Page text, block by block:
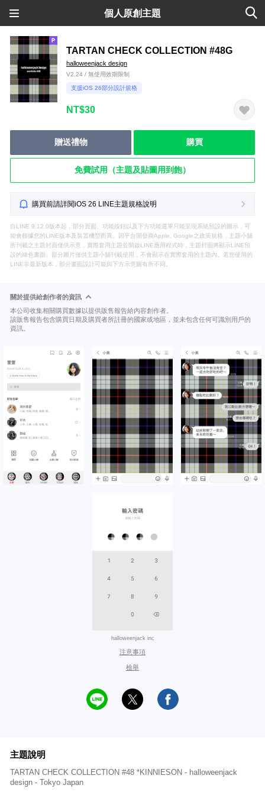
個人原創主題
TARTAN CHECK COLLECTION #48G
halloweenjack design
V2.24 / 無使用效期限制
支援iOS 26部分設計規格
NT$30
贈送禮物 購買
免費試用（主題及貼圖用到飽）
購買前請詳閱iOS 26 LINE主題規格說明
自LINE 9.12.0版本起，部分頁面、功能按鈕以及下方功能選單只能呈現系統預設的圖示，可
能會根據您的LINE版本及裝置機型而異。因平台開發商Apple, Google之政策規格，主題小舖
所刊載之主題封面僅供示意，實際套用主題並開啟LINE應用程式時，主題封面將顯示LINE預
設的綠色畫面。部分圖片僅供主題小舖刊載使用，不會顯示在實際套用的主題內。若您使用的
LINE非最新版本，部分畫面設計可能與下方示意圖有所不同。
關於提供給創作者的資訊
本公司收集相關購買數據以提供販售報告給內容創作者。
該販售報告包含購買日期及購買者所註冊的國家或地區，並未包含任何可識別用戶的
資訊。
halloweenjack inc
注意事項
檢舉
主題說明
TARTAN CHECK COLLECTION #48 *KINNIESON - halloweenjack
design - Tokyo Japan